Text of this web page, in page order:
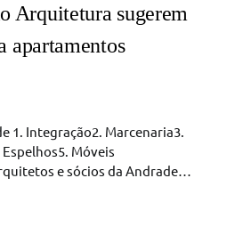
Arquitetura sugerem
apartamentos
1. Integração2. Marcenaria3.
Móveis
e sócios da Andrade…